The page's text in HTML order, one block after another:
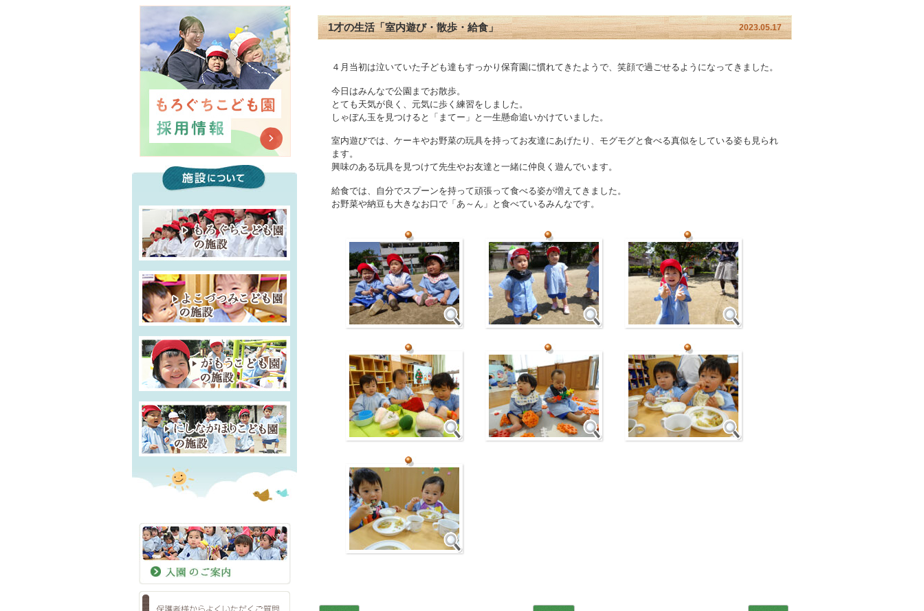
1才の生活「室内遊び・散歩・給食」 2023.05.17
４月当初は泣いていた子ども達もすっかり保育園に慣れてきたようで、笑顔で過ごせるようになってきました。
今日はみんなで公園までお散歩。
とても天気が良く、元気に歩く練習をしました。
しゃぼん玉を見つけると「まてー」と一生懸命追いかけていました。
室内遊びでは、ケーキやお野菜の玩具を持ってお友達にあげたり、モグモグと食べる真似をしている姿も見られ
ます。
興味のある玩具を見つけて先生やお友達と一緒に仲良く遊んでいます。
給食では、自分でスプーンを持って頑張って食べる姿が増えてきました。
お野菜や納豆も大きなお口で「あ～ん」と食べているみんなです。